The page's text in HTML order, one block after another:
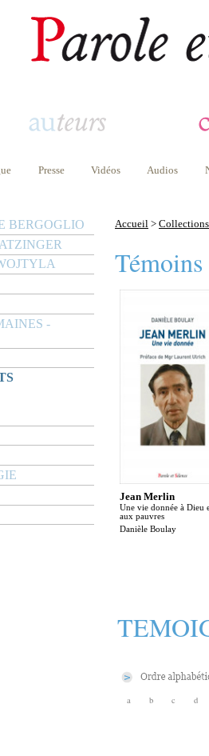
Presse Vidéos Audios
BERGOGLIO
-
Accueil > Collections
Témoins
Jean Merlin
Une vie donnée à Dieu
aux pauvres
Danièle Boulay
a b c d